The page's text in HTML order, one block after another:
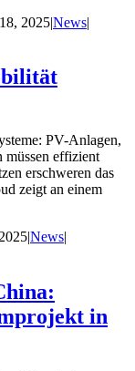
2025|News|
PV-Anlagen,
müssen effizient
erschweren das
zeigt an einem
|News|
in